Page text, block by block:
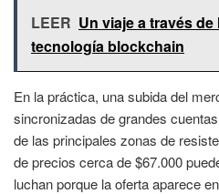
LEER Un viaje a través
tecnología blockchain
En la práctica, una subida del
sincronizadas de grandes
de las principales zonas de
de precios cerca de $67.000
luchan porque la oferta aparece